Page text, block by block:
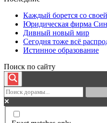
Каждый борется со
Юридическая фирма
Дивный новый мир
Сегодня тоже всё
Истинное образование
Поиск по сайту